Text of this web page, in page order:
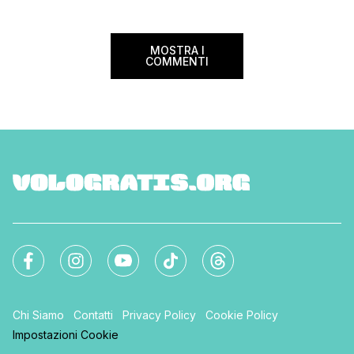
MOSTRA I
COMMENTI
Chi Siamo Contatti Privacy Policy
Cookie Policy
Impostazioni Cookie